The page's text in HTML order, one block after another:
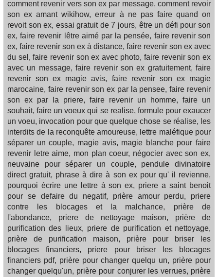
comment revenir vers son ex par message, comment revoir
son ex amant wikihow, erreur à ne pas faire quand on
revoit son ex, essai gratuit de 7 jours, être un défi pour son
ex, faire revenir lêtre aimé par la pensée, faire revenir son
ex, faire revenir son ex à distance, faire revenir son ex avec
du sel, faire revenir son ex avec photo, faire revenir son ex
avec un message, faire revenir son ex gratuitement, faire
revenir son ex magie avis, faire revenir son ex magie
marocaine, faire revenir son ex par la pensee, faire revenir
son ex par la priere, faire revenir un homme, faire un
souhait, faire un voeux qui se realise, formule pour exaucer
un voeu, invocation pour que quelque chose se réalise, les
interdits de la reconquête amoureuse, lettre maléfique pour
séparer un couple, magie avis, magie blanche pour faire
revenir letre aime, mon plan coeur, négocier avec son ex,
neuvaine pour séparer un couple, pendule divinatoire
direct gratuit, phrase à dire à son ex pour qu' il revienne,
pourquoi écrire une lettre à son ex, priere a saint benoit
pour se defaire du negatif, prière amour perdu, priere
contre les blocages et la malchance, prière de
l'abondance, priere de nettoyage maison, prière de
purification des lieux, priere de purification et nettoyage,
prière de purification maison, prière pour briser les
blocages financiers, priere pour briser les blocages
financiers pdf, prière pour changer quelqu un, prière pour
changer quelqu'un, prière pour conjurer les verrues, prière